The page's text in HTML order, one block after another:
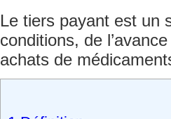
Le tiers payant est un
conditions, de
achats de